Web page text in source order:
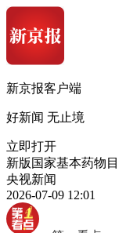
新京报客户端
好新闻 无止境
立即打开
新版国家基本药物
央视新闻
2026-07-09 12:01